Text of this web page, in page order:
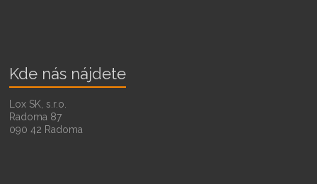
Kde nás nájdete
Lox SK, s.r.o.
Radoma 87
090 42 Radoma